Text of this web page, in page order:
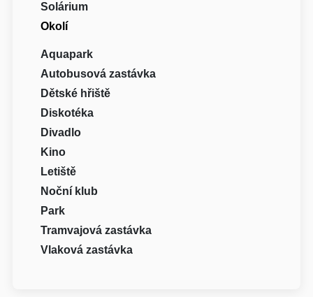
Solárium
Okolí
Aquapark
Autobusová zastávka
Dětské hřiště
Diskotéka
Divadlo
Kino
Letiště
Noční klub
Park
Tramvajová zastávka
Vlaková zastávka